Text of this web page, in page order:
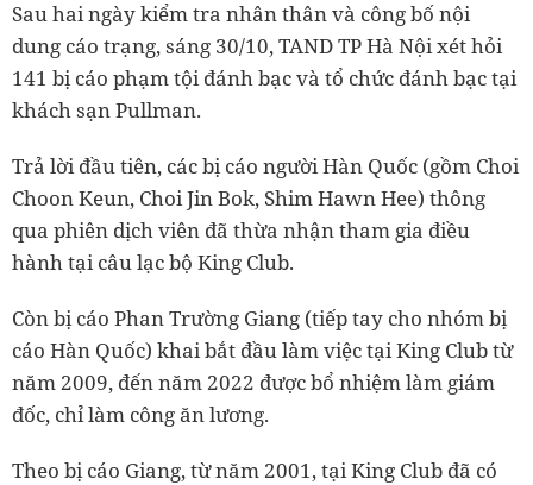
Sau hai ngày kiểm tra nhân thân và công bố nội
dung cáo trạng, sáng 30/10, TAND TP Hà Nội xét hỏi
141 bị cáo phạm tội đánh bạc và tổ chức đánh bạc tại
khách sạn Pullman.
Trả lời đầu tiên, các bị cáo người Hàn Quốc (gồm Choi
Choon Keun, Choi Jin Bok, Shim Hawn Hee) thông
qua phiên dịch viên đã thừa nhận tham gia điều
hành tại câu lạc bộ King Club.
Còn bị cáo Phan Trường Giang (tiếp tay cho nhóm bị
cáo Hàn Quốc) khai bắt đầu làm việc tại King Club từ
năm 2009, đến năm 2022 được bổ nhiệm làm giám
đốc, chỉ làm công ăn lương.
Theo bị cáo Giang, từ năm 2001, tại King Club đã có